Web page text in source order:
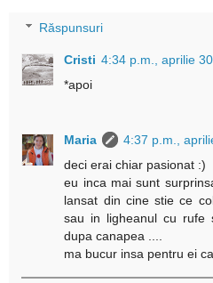
Răspunsuri
Cristi 4:34 p.m., aprilie
*apoi
Maria
4:37 p.m.,
deci erai chiar pasionat :)
eu inca mai sunt
lansat din cine stie ce
sau in ligheanul cu rufe
dupa canapea ....
ma bucur insa pentru ei